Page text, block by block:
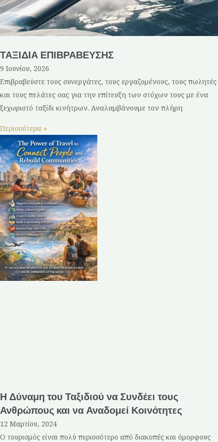
ΤΑΞΙΔΙΑ ΕΠΙΒΡΑΒΕΥΣΗΣ
9 Ιουνίου, 2026
Επιβραβεύστε τους συνεργάτες, τους εργαζομένους, τους πωλητές
και τους πελάτες σας για την επίτευξη των στόχων τους με ένα
ξεχωριστό ταξίδι κινήτρων. Αναλαμβάνουμε τον πλήρη
Περισσότερα »
Η Δύναμη του Ταξιδιού να Συνδέει τους
Ανθρώπους και να Αναδομεί Κοινότητες
12 Μαρτίου, 2024
Ο τουρισμός είναι πολύ περισσότερο από διακοπές και όμορφους